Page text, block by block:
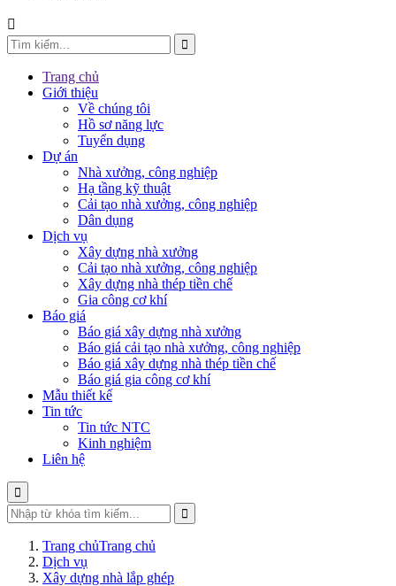
Trang chủ
Giới thiệu
Về chúng tôi
Hồ sơ năng lực
Tuyển dụng
Dự án
Nhà xưởng, công nghiệp
Hạ tầng kỹ thuật
Cải tạo nhà xưởng, công nghiệp
Dân dụng
Dịch vụ
Xây dựng nhà xưởng
Cải tạo nhà xưởng, công nghiệp
Xây dựng nhà thép tiền chế
Gia công cơ khí
Báo giá
Báo giá xây dựng nhà xưởng
Báo giá cải tạo nhà xưởng, công nghiệp
Báo giá xây dựng nhà thép tiền chế
Báo giá gia công cơ khí
Mẫu thiết kế
Tin tức
Tin tức NTC
Kinh nghiệm
Liên hệ
Trang chủTrang chủ
Dịch vụ
Xây dựng nhà lắp ghép